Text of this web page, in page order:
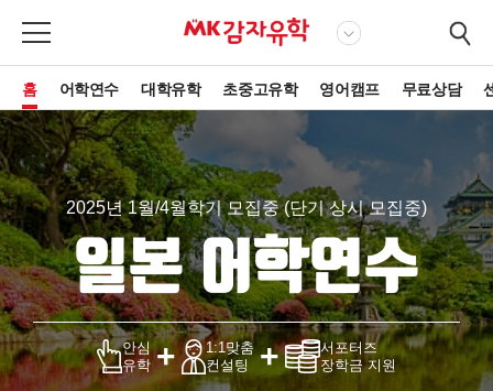
홈 어학연수 대학유학 초중고유학 영어캠프 무료상담
2025년 1월/4월학기 모집중 (단기 상시 모집중)
일본 어학연수
안심
유학 +
1:1맞춤
컨설팅
+
서포터즈
장학금 지원